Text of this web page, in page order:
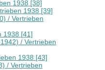
1938 [38]
1938 [39]
/ Vertrieben
1938 [41]
/ Vertrieben
1938 [43]
/ Vertrieben